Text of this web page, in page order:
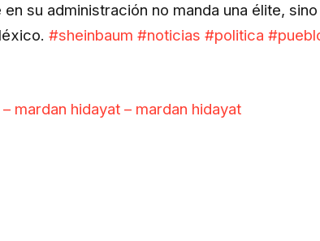
en su administración no manda una élite, sino
#sheinbaum #noticias #politica
mardan hidayat – mardan hidayat